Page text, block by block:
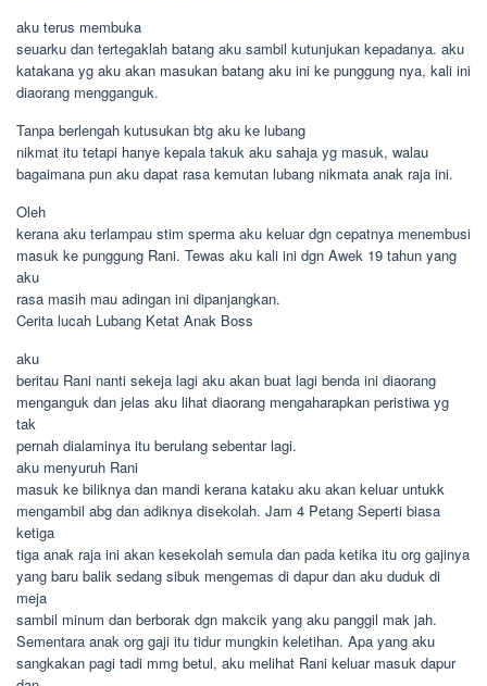
aku terus membuka
seuarku dan tertegaklah batang aku sambil kutunjukan kepadanya. aku
katakana yg aku akan masukan batang aku ini ke punggung nya, kali ini
diaorang mengganguk.
Tanpa berlengah kutusukan btg aku ke lubang
nikmat itu tetapi hanye kepala takuk aku sahaja yg masuk, walau
bagaimana pun aku dapat rasa kemutan lubang nikmata anak raja ini.
Oleh
kerana aku terlampau stim sperma aku keluar dgn cepatnya menembusi
masuk ke punggung Rani. Tewas aku kali ini dgn Awek 19 tahun yang
aku
rasa masih mau adingan ini dipanjangkan.
Cerita lucah Lubang Ketat Anak Boss
aku
beritau Rani nanti sekeja lagi aku akan buat lagi benda ini diaorang
menganguk dan jelas aku lihat diaorang mengaharapkan peristiwa yg
tak
pernah dialaminya itu berulang sebentar lagi.
aku menyuruh Rani
masuk ke biliknya dan mandi kerana kataku aku akan keluar untukk
mengambil abg dan adiknya disekolah. Jam 4 Petang Seperti biasa
ketiga
tiga anak raja ini akan kesekolah semula dan pada ketika itu org gajinya
yang baru balik sedang sibuk mengemas di dapur dan aku duduk di
meja
sambil minum dan berborak dgn makcik yang aku panggil mak jah.
Sementara anak org gaji itu tidur mungkin keletihan. Apa yang aku
sangkakan pagi tadi mmg betul, aku melihat Rani keluar masuk dapur